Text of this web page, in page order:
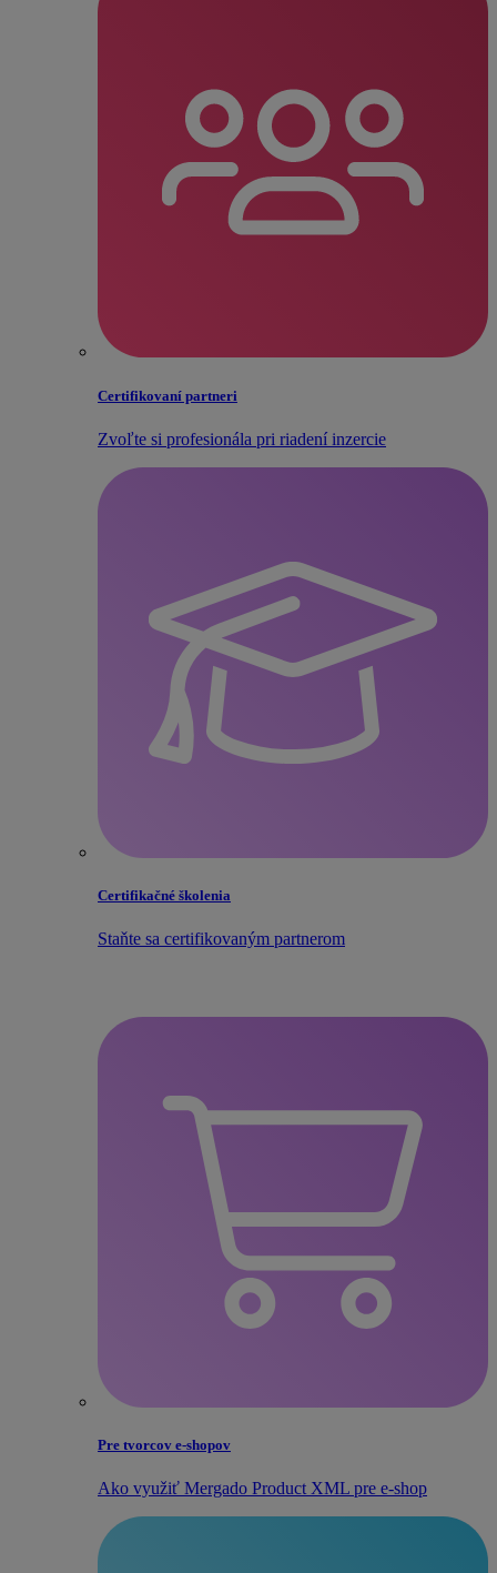
Certifikovaní partneri
Zvoľte si profesionála pri riadení inzercie
Certifikačné školenia
Staňte sa certifikovaným partnerom
Pre tvorcov e‑shopov
Ako využiť Mergado Product XML pre e‑shop